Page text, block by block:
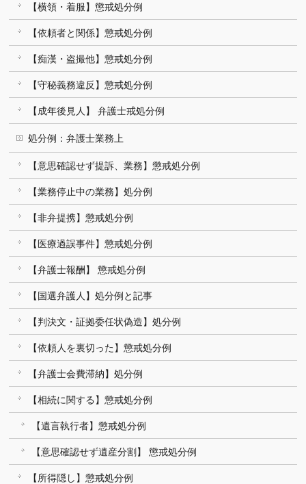
【横領・着服】懲戒処分例
【依頼者と関係】懲戒処分例
【痴漢・盗撮他】懲戒処分例
【守秘義務違反】懲戒処分例
【成年後見人】 弁護士戒処分例
処分例：弁護士業務上
【意思確認せず提訴、業務】懲戒処分例
【業務停止中の業務】処分例
【非弁提携】懲戒処分例
【医療過誤事件】懲戒処分例
【弁護士報酬】 懲戒処分例
【国選弁護人】処分例と記事
【判決文・証拠委任状偽造】処分例
【依頼人を裏切った】懲戒処分例
【弁護士会費滞納】処分例
【相続に関する】懲戒処分例
【遺言執行者】懲戒処分例
【意思確認せず遺産分割】 懲戒処分例
【所得隠し】懲戒処分例